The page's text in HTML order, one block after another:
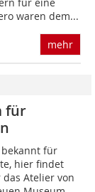
für eine
waren dem...
mehr
für
für
hier findet
das Atelier von